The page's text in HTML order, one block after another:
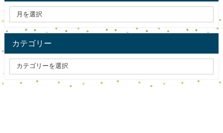
カテゴリー